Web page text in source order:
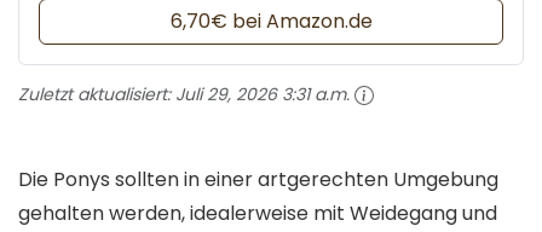
6,70€ bei Amazon.de
Zuletzt aktualisiert: Juli 29, 2026 3:31 a.m.
Die Ponys sollten in einer artgerechten Umgebung
gehalten werden, idealerweise mit Weidegang und